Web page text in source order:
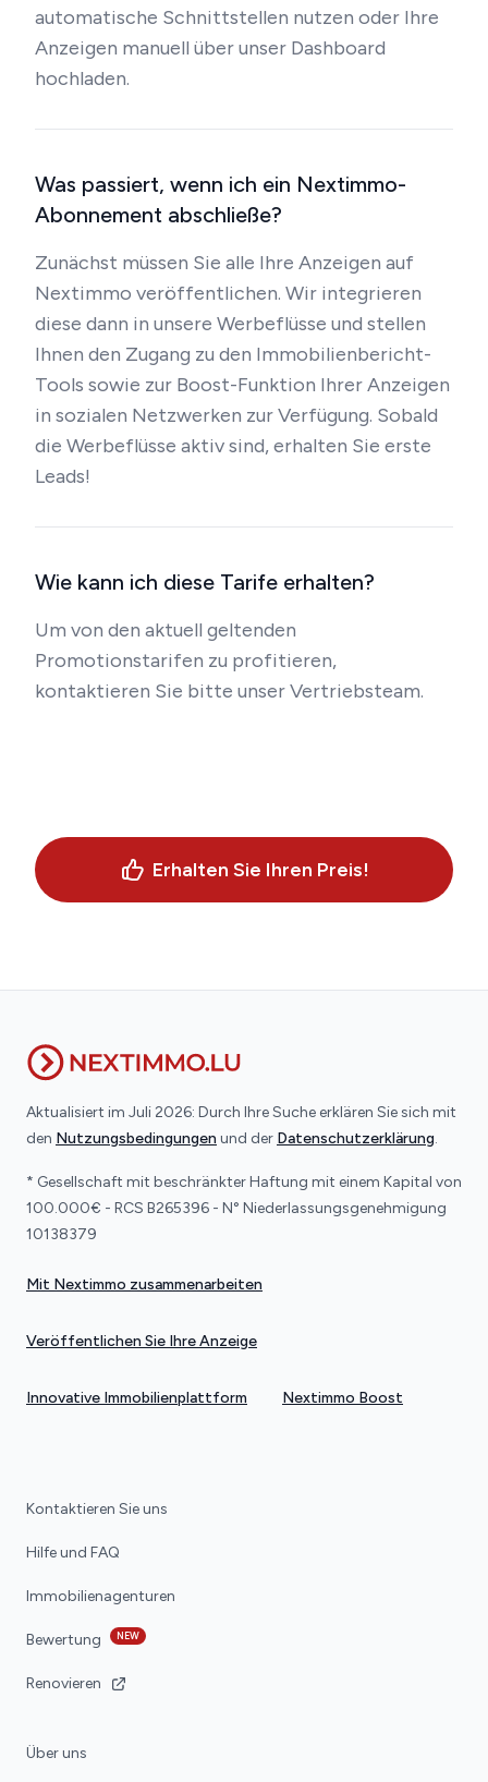
automatische Schnittstellen nutzen oder Ihre
Anzeigen manuell über unser Dashboard
hochladen.
Was passiert, wenn ich ein Nextimmo-
Abonnement abschließe?
Zunächst müssen Sie alle Ihre Anzeigen auf
Nextimmo veröffentlichen. Wir integrieren
diese dann in unsere Werbeflüsse und stellen
Ihnen den Zugang zu den Immobilienbericht-
Tools sowie zur Boost-Funktion Ihrer Anzeigen
in sozialen Netzwerken zur Verfügung. Sobald
die Werbeflüsse aktiv sind, erhalten Sie erste
Leads!
Wie kann ich diese Tarife erhalten?
Um von den aktuell geltenden
Promotionstarifen zu profitieren,
kontaktieren Sie bitte unser Vertriebsteam.
Erhalten Sie Ihren Preis!
Aktualisiert im Juli 2026: Durch Ihre Suche erklären Sie sich mit
den Nutzungsbedingungen und der Datenschutzerklärung.
* Gesellschaft mit beschränkter Haftung mit einem Kapital von
100.000€ - RCS B265396 - N° Niederlassungsgenehmigung
10138379
Mit Nextimmo zusammenarbeiten
Veröffentlichen Sie Ihre Anzeige
Innovative Immobilienplattform Nextimmo Boost
Kontaktieren Sie uns
Hilfe und FAQ
Immobilienagenturen
Bewertung NEW
Renovieren
Über uns